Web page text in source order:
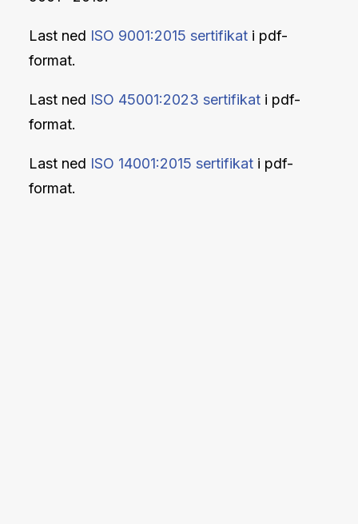
Last ned ISO 9001:2015 sertifikat i pdf-
format.
Last ned ISO 45001:2023 sertifikat i pdf-
format.
Last ned ISO 14001:2015 sertifikat i pdf-
format.